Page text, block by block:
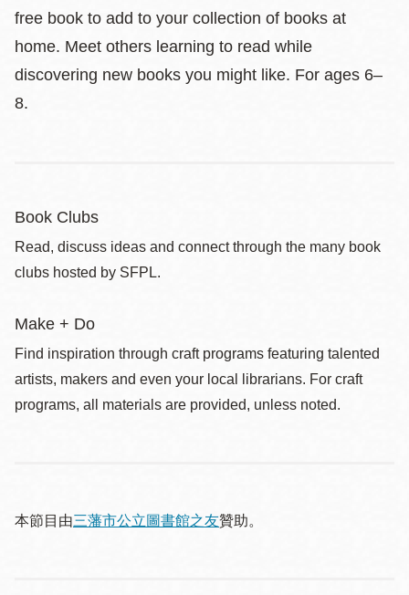
free book to add to your collection of books at
home. Meet others learning to read while
discovering new books you might like. For ages 6–
8.
Book Clubs
Read, discuss ideas and connect through the many book
clubs hosted by SFPL.
Make + Do
Find inspiration through craft programs featuring talented
artists, makers and even your local librarians. For craft
programs, all materials are provided, unless noted.
本節目由三藩市公立圖書館之友贊助。